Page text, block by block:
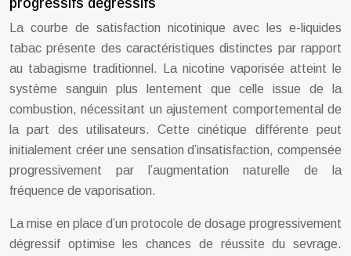
La courbe de satisfaction nicotinique avec les e-liquides
tabac présente des caractéristiques distinctes par rapport
au tabagisme traditionnel. La nicotine vaporisée atteint le
système sanguin plus lentement que celle issue de la
combustion, nécessitant un ajustement comportemental de
la part des utilisateurs. Cette cinétique différente peut
initialement créer une sensation d’insatisfaction, compensée
progressivement par l’augmentation naturelle de la
fréquence de vaporisation.
La mise en place d’un protocole de dosage progressivement
dégressif optimise les chances de réussite du sevrage.